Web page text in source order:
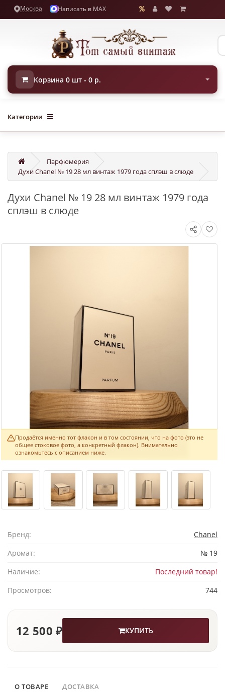
Москва Написать в MAX
Корзина 0 шт - 0 р.
Категории
Парфюмерия
Духи Chanel № 19 28 мл винтаж 1979 года сплэш в слюде
Духи Chanel № 19 28 мл винтаж 1979 года
сплэш в слюде
Продаётся именно тот флакон и в том состоянии, что на фото (это не
общее стоковое фото, а конкретный флакон). Внимательно
ознакомьтесь с описанием ниже.
Бренд:
Chanel
Аромат:
№ 19
Наличие:
Последний товар!
Просмотров:
744
12 500 ₽ КУПИТЬ
О ТОВАРЕ ДОСТАВКА